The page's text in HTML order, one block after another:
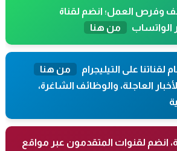
وفرص العمل؛ انضم لقناة
الواتساب
من هنا
على التيليجرام
من هنا
العاجلة، والوظائف الشاغرة،
انضم لقنوات المتقدمون عبر مواقع